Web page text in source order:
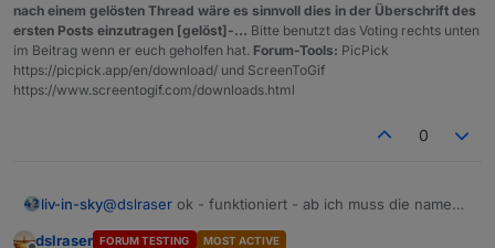
nach einem gelösten Thread wäre es sinnvoll dies in der Überschrift des
ersten Posts einzutragen [gelöst]-... Bitte benutzt das Voting rechts unten
im Beitrag wenn er euch geholfen hat. Forum-Tools: PicPick
https://picpick.app/en/download/ und ScreenToGif
https://www.screentogif.com/downloads.html
0
liv-in-sky@dslraser ok - funktioniert - ab ich muss die namen
dslraser FORUM TESTING MOST ACTIVE